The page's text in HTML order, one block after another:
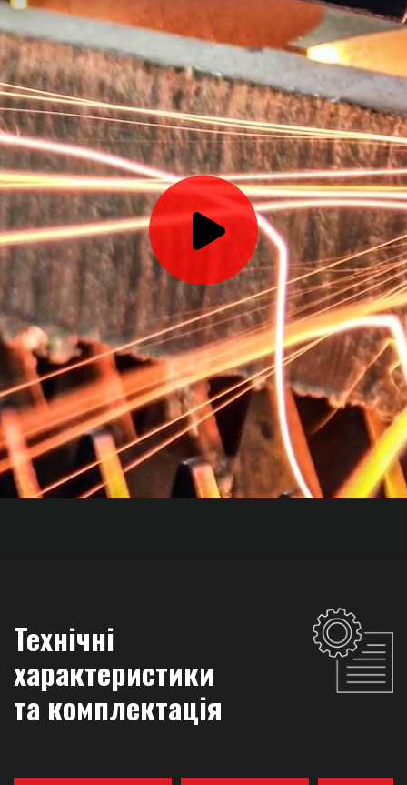
Технічні
характеристики
та комплектація